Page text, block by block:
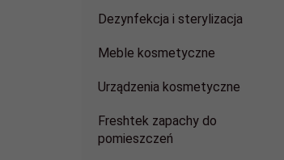
Dezynfekcja i sterylizacja
Meble kosmetyczne
Urządzenia kosmetyczne
Freshtek zapachy do
pomieszczeń